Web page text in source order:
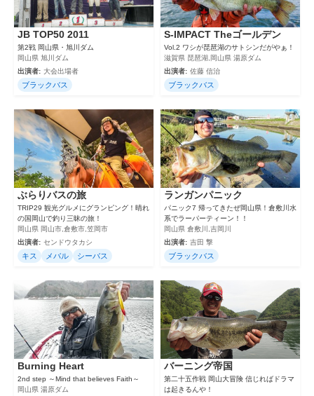
JB TOP50 2011
第2戦 岡山県・旭川ダム
岡山県 旭川ダム
出演者: 大会出場者
ブラックバス
S-IMPACT Theゴールデン
Vol.2 ワシが琵琶湖のサトシンだがやぁ！
滋賀県 琵琶湖,岡山県 湯原ダム
出演者: 佐藤 信治
ブラックバス
ぶらりバスの旅
TRIP29 観光グルメにグランピング！晴れ
の国岡山で釣り三昧の旅！
岡山県 岡山市,倉敷市,笠岡市
出演者: センドウタカシ
キス メバル シーバス
ランガンパニック
パニック7 帰ってきたぜ岡山県！倉敷川水
系でラーパーティーン！！
岡山県 倉敷川,吉岡川
出演者: 吉田 撃
ブラックバス
Burning Heart
2nd step ～Mind that believes Faith～
岡山県 湯原ダム
バーニング帝国
第二十五作戦 岡山大冒険 信じればドラマ
は起きるんや！